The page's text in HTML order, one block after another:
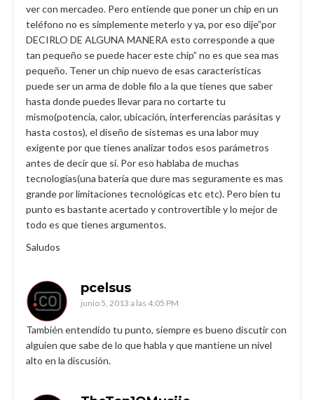
ver con mercadeo. Pero entiende que poner un chip en un
teléfono no es simplemente meterlo y ya, por eso dije”por
DECIRLO DE ALGUNA MANERA esto corresponde a que
tan pequeño se puede hacer este chip” no es que sea mas
pequeño. Tener un chip nuevo de esas características
puede ser un arma de doble filo a la que tienes que saber
hasta donde puedes llevar para no cortarte tu
mismo(potencia, calor, ubicación, interferencias parásitas y
hasta costos), el diseño de sistemas es una labor muy
exigente por que tienes analizar todos esos parámetros
antes de decir que si. Por eso hablaba de muchas
tecnologías(una batería que dure mas seguramente es mas
grande por limitaciones tecnológicas etc etc). Pero bien tu
punto es bastante acertado y controvertible y lo mejor de
todo es que tienes argumentos.
Saludos
pcelsus
junio 5, 2013 a las 4:05 PM
También entendido tu punto, siempre es bueno discutir con
alguien que sabe de lo que habla y que mantiene un nivel
alto en la discusión.